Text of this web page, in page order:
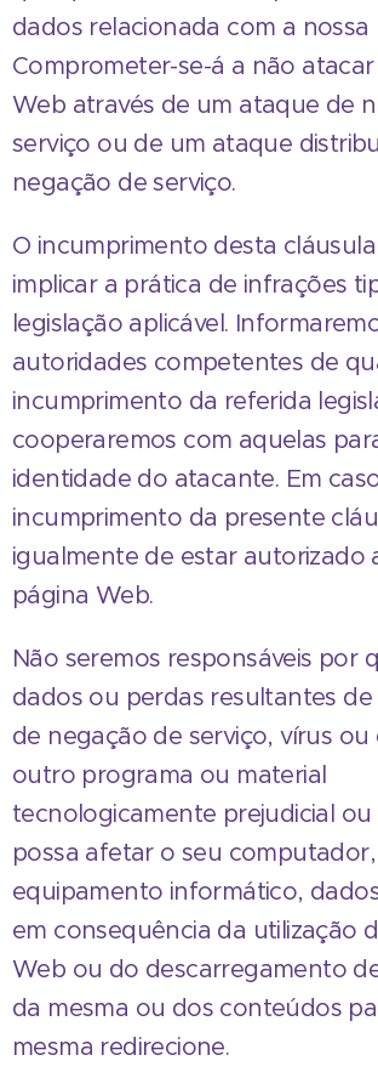
dados relacionada com a nossa
Comprometer-se-á a não
Web através de um ataque de
serviço ou de um ataque
negação de serviço.
O incumprimento desta
implicar a prática de infrações
legislação aplicável.
autoridades competentes de
incumprimento da referida
cooperaremos com aquelas
identidade do atacante. Em
incumprimento da presente
igualmente de estar autorizado
página Web.
Não seremos responsáveis por
dados ou perdas resultantes
de negação de serviço, vírus
outro programa ou material
tecnologicamente prejudicial
possa afetar o seu computador,
equipamento informático,
em consequência da utilização
Web ou do descarregamento
da mesma ou dos conteúdos
mesma redirecione.